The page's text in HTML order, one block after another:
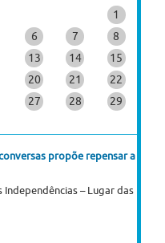
1
6 7
8
13 14
15
20 21
22
27 28
29
propõe repensar a
– Lugar das